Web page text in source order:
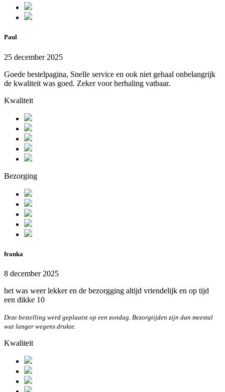
Paul
25 december 2025
Goede bestelpagina, Snelle service en ook niet gehaal onbelangrijk
de kwaliteit was goed. Zeker voor herhaling vatbaar.
Kwaliteit
Bezorging
franka
8 december 2025
het was weer lekker en de bezorgging altijd vriendelijk en op tijd
een dikke 10
Deze bestelling werd geplaatst op een zondag. Bezorgtijden zijn dan meestal
wat langer wegens drukte.
Kwaliteit